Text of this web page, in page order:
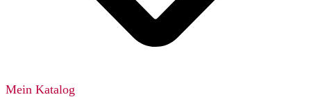
Mein Katalog